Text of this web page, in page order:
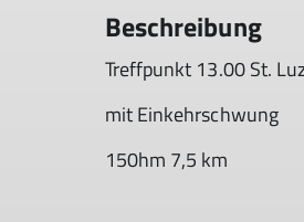
Beschreibung
Treffpunkt 13.00 St.
mit Einkehrschwung
150hm 7,5 km